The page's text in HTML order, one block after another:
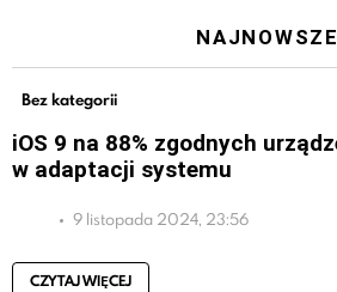
NAJNOWSZE
Bez kategorii
iOS 9 na 88% zgodnych
w adaptacji systemu
9 listopada 2024, 23:56
CZYTAJ WIĘCEJ